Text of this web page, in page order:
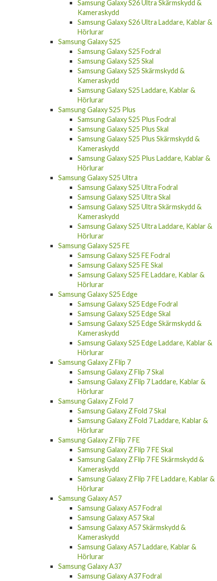
Kameraskydd
Samsung Galaxy S26 Ultra Laddare, Kablar &
Hörlurar
Samsung Galaxy S25
Samsung Galaxy S25 Fodral
Samsung Galaxy S25 Skal
Samsung Galaxy S25 Skärmskydd &
Kameraskydd
Samsung Galaxy S25 Laddare, Kablar &
Hörlurar
Samsung Galaxy S25 Plus
Samsung Galaxy S25 Plus Fodral
Samsung Galaxy S25 Plus Skal
Samsung Galaxy S25 Plus Skärmskydd &
Kameraskydd
Samsung Galaxy S25 Plus Laddare, Kablar &
Hörlurar
Samsung Galaxy S25 Ultra
Samsung Galaxy S25 Ultra Fodral
Samsung Galaxy S25 Ultra Skal
Samsung Galaxy S25 Ultra Skärmskydd &
Kameraskydd
Samsung Galaxy S25 Ultra Laddare, Kablar &
Hörlurar
Samsung Galaxy S25 FE
Samsung Galaxy S25 FE Fodral
Samsung Galaxy S25 FE Skal
Samsung Galaxy S25 FE Laddare, Kablar &
Hörlurar
Samsung Galaxy S25 Edge
Samsung Galaxy S25 Edge Fodral
Samsung Galaxy S25 Edge Skal
Samsung Galaxy S25 Edge Skärmskydd &
Kameraskydd
Samsung Galaxy S25 Edge Laddare, Kablar &
Hörlurar
Samsung Galaxy Z Flip 7
Samsung Galaxy Z Flip 7 Skal
Samsung Galaxy Z Flip 7 Laddare, Kablar &
Hörlurar
Samsung Galaxy Z Fold 7
Samsung Galaxy Z Fold 7 Skal
Samsung Galaxy Z Fold 7 Laddare, Kablar &
Hörlurar
Samsung Galaxy Z Flip 7 FE
Samsung Galaxy Z Flip 7 FE Skal
Samsung Galaxy Z Flip 7 FE Skärmskydd &
Kameraskydd
Samsung Galaxy Z Flip 7 FE Laddare, Kablar &
Hörlurar
Samsung Galaxy A57
Samsung Galaxy A57 Fodral
Samsung Galaxy A57 Skal
Samsung Galaxy A57 Skärmskydd &
Kameraskydd
Samsung Galaxy A57 Laddare, Kablar &
Hörlurar
Samsung Galaxy A37
Samsung Galaxy A37 Fodral
Samsung Galaxy A37 Skal